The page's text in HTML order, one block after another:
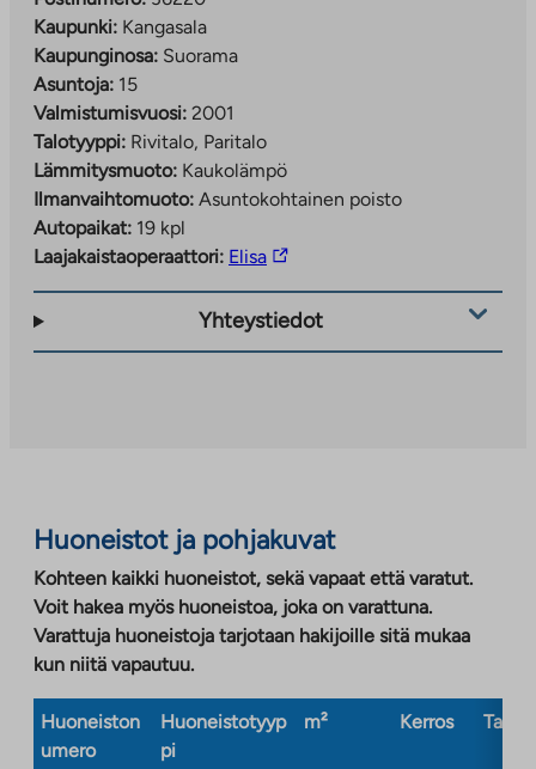
Kaupunki: Kangasala
Kaupunginosa: Suorama
Asuntoja: 15
Valmistumisvuosi: 2001
Talotyyppi: Rivitalo, Paritalo
Lämmitysmuoto: Kaukolämpö
Ilmanvaihtomuoto: Asuntokohtainen poisto
Autopaikat: 19 kpl
Laajakaistaoperaattori: ElisaLinkki
ulkopuoliseen
Yhteystiedot
Huoneistot ja pohjakuvat
Kohteen kaikki huoneistot, sekä vapaat että varatut.
Voit hakea myös huoneistoa, joka on varattuna.
Varattuja huoneistoja tarjotaan hakijoille sitä mukaa
kun niitä vapautuu.
Huoneiston
umero
Huoneistotyyp
pi
m² Kerros